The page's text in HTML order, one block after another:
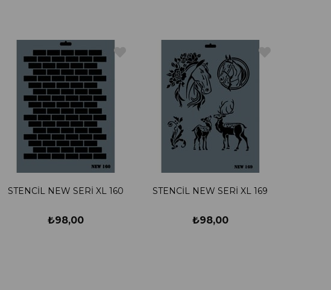
STENCİL NEW SERİ XL 160
₺98,00
STENCİL NEW SERİ XL 169
₺98,00